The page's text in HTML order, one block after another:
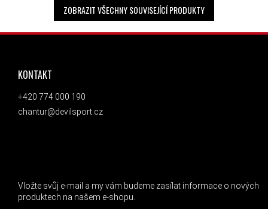
ZOBRAZIT VŠECHNY SOUVISEJÍCÍ PRODUKTY
ZÁPATÍ
KONTAKT
+420 774 000 190
chantur@devilsport.cz
Vložte svůj e-mail a my vám budeme zasílat informace o nových
produktech na našem e-shopu.